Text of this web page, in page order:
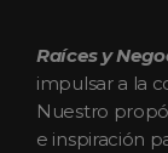
Raíces y
impulsar a la
Nuestro
e inspiración